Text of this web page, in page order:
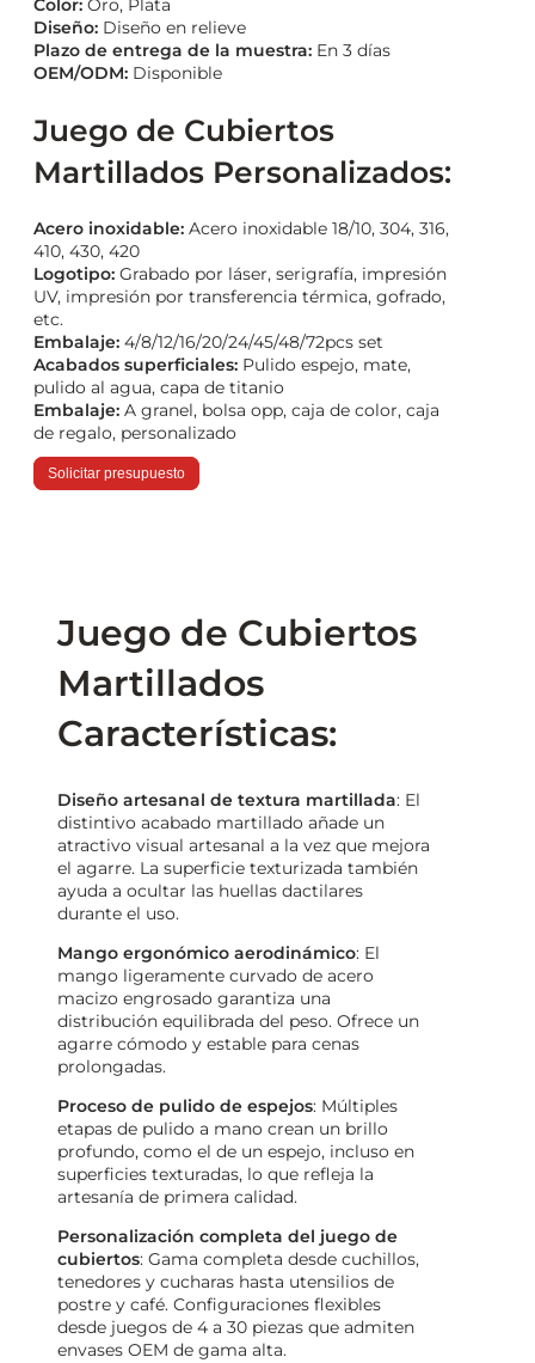
Color: Oro, Plata
Diseño: Diseño en relieve
Plazo de entrega de la muestra: En 3 días
OEM/ODM: Disponible
Juego de Cubiertos
Martillados Personalizados:
Acero inoxidable: Acero inoxidable 18/10, 304, 316,
410, 430, 420
Logotipo: Grabado por láser, serigrafía, impresión
UV, impresión por transferencia térmica, gofrado,
etc.
Embalaje: 4/8/12/16/20/24/45/48/72pcs set
Acabados superficiales: Pulido espejo, mate,
pulido al agua, capa de titanio
Embalaje: A granel, bolsa opp, caja de color, caja
de regalo, personalizado
Solicitar presupuesto
Juego de Cubiertos
Martillados
Características:
Diseño artesanal de textura martillada: El
distintivo acabado martillado añade un
atractivo visual artesanal a la vez que mejora
el agarre. La superficie texturizada también
ayuda a ocultar las huellas dactilares
durante el uso.
Mango ergonómico aerodinámico: El
mango ligeramente curvado de acero
macizo engrosado garantiza una
distribución equilibrada del peso. Ofrece un
agarre cómodo y estable para cenas
prolongadas.
Proceso de pulido de espejos: Múltiples
etapas de pulido a mano crean un brillo
profundo, como el de un espejo, incluso en
superficies texturadas, lo que refleja la
artesanía de primera calidad.
Personalización completa del juego de
cubiertos: Gama completa desde cuchillos,
tenedores y cucharas hasta utensilios de
postre y café. Configuraciones flexibles
desde juegos de 4 a 30 piezas que admiten
envases OEM de gama alta.